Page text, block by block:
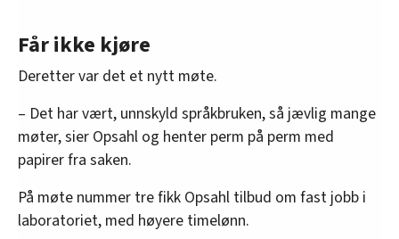
Får ikke kjøre
Deretter var det et nytt møte.
– Det har vært, unnskyld språkbruken, så jævlig mange
møter, sier Opsahl og henter perm på perm med
papirer fra saken.
På møte nummer tre fikk Opsahl tilbud om fast jobb i
laboratoriet, med høyere timelønn.